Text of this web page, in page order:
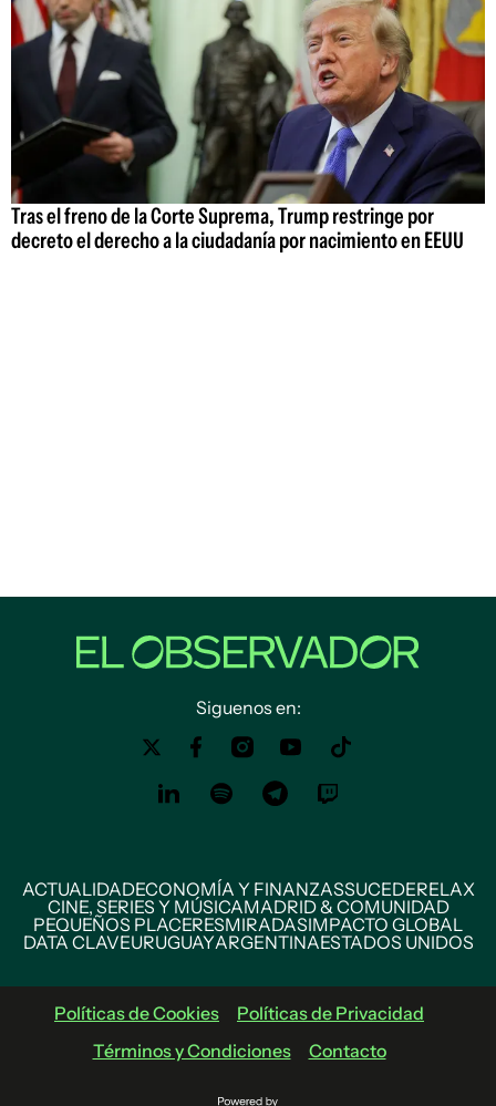
Tras el freno de la Corte Suprema, Trump restringe por
decreto el derecho a la ciudadanía por nacimiento en EEUU
Siguenos en:
ACTUALIDADECONOMÍA Y FINANZASSUCEDERELAX
CINE, SERIES Y MÚSICAMADRID & COMUNIDAD
PEQUEÑOS PLACERESMIRADASIMPACTO GLOBAL
DATA CLAVEURUGUAYARGENTINAESTADOS UNIDOS
Políticas de Cookies
Políticas de Privacidad
Términos y Condiciones
Contacto